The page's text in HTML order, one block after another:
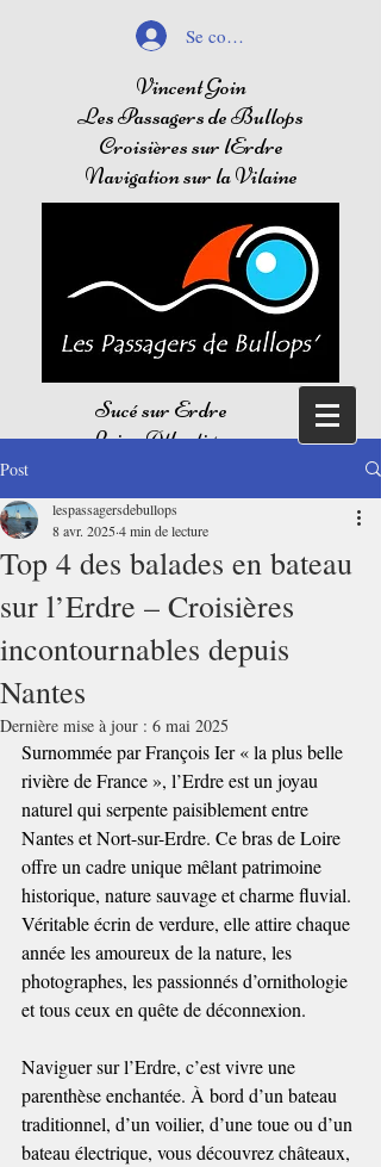
Se connecter
Vincent Goin
Les Passagers de Bullops
Croisières sur lErdre
Navigation sur la Vilaine
Sucé sur Erdre
Loire Atlantique
Navigation sur la Vilaine
Post
Top 4 des balades en bateau
sur l’Erdre – Croisières
incontournables depuis
Nantes
lespassagersdebullops
8 avr. 20254 min de lecture
Dernière mise à jour : 6 mai 2025
Surnommée par François Ier « la plus belle
rivière de France », l’Erdre est un joyau
naturel qui serpente paisiblement entre
Nantes et Nort-sur-Erdre. Ce bras de Loire
offre un cadre unique mêlant patrimoine
historique, nature sauvage et charme fluvial.
Véritable écrin de verdure, elle attire chaque
année les amoureux de la nature, les
photographes, les passionnés d’ornithologie
et tous ceux en quête de déconnexion.
Naviguer sur l’Erdre, c’est vivre une
parenthèse enchantée. À bord d’un bateau
traditionnel, d’un voilier, d’une toue ou d’un
bateau électrique, vous découvrez châteaux,